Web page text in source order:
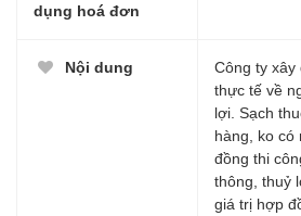
dụng hoá đơn
Nội dung
Công ty
thực tế về
lợi. Sạch
hàng, ko có
đồng thi
thông, thuỷ
giá trị hợp